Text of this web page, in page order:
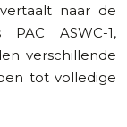
naar de
ASWC-1,
verschillende
tot volledige